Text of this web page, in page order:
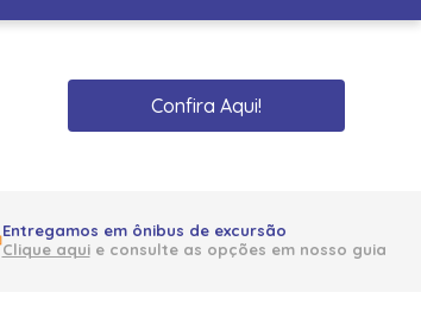
Confira Aqui!
Entregamos em ônibus de excursão
Clique aquie consulte as opções em nosso guia